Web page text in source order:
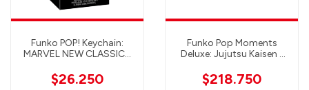
Funko POP! Keychain:
MARVEL NEW CLASSICS
$26.250
Funko Pop Moments
Deluxe: Jujutsu Kaisen -
Hanami - Season 1
$218.750